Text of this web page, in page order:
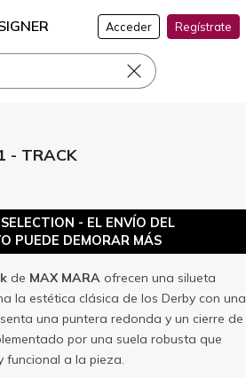
Acceder Regístrate
- TRACK
- EL ENVÍO DEL
PUEDE DEMORAR MÁS
de MAX MARA ofrecen una silueta
la estética clásica de los Derby con una
una puntera redonda y un cierre de
por una suela robusta que
funcional a la pieza.